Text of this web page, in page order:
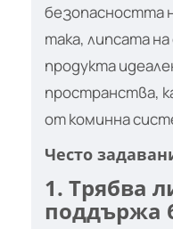
безопасността
така, липсата
продукта
пространства,
от коминна
Често
1. Трябва
поддържа